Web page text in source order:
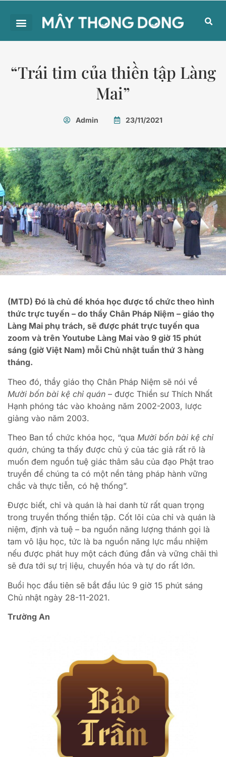
“Trái tim của thiền tập Làng
Mai”
Admin 23/11/2021
(MTD) Đó là chủ đề khóa học được tổ chức theo hình
thức trực tuyến – do thầy Chân Pháp Niệm – giáo thọ
Làng Mai phụ trách, sẽ được phát trực tuyến qua
zoom và trên Youtube Làng Mai vào 9 giờ 15 phút
sáng (giờ Việt Nam) mỗi Chủ nhật tuần thứ 3 hàng
tháng.
Theo đó, thầy giáo thọ Chân Pháp Niệm sẽ nói về
Mười bốn bài kệ chỉ quán – được Thiền sư Thích Nhất
Hạnh phóng tác vào khoảng năm 2002-2003, lược
giảng vào năm 2003.
Theo Ban tổ chức khóa học, “qua Mười bốn bài kệ chỉ
quán, chúng ta thấy được chủ ý của tác giả rất rõ là
muốn đem nguồn tuệ giác thâm sâu của đạo Phật trao
truyền để chúng ta có một nền tảng pháp hành vững
chắc và thực tiễn, có hệ thống”.
Được biết, chỉ và quán là hai danh từ rất quan trọng
trong truyền thống thiền tập. Cốt lõi của chỉ và quán là
niệm, định và tuệ – ba nguồn năng lượng thánh gọi là
tam vô lậu học, tức là ba nguồn năng lực mầu nhiệm
nếu được phát huy một cách đúng đắn và vững chãi thì
sẽ đưa tới sự trị liệu, chuyển hóa và tự do rất lớn.
Buổi học đầu tiên sẽ bắt đầu lúc 9 giờ 15 phút sáng
Chủ nhật ngày 28-11-2021.
Trường An